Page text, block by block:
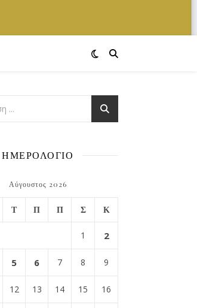
ΗΜΕΡΟΛΟΓΙΟ
Αύγουστος 2026
Τ Π Π Σ Κ
1 2
5 6 7 8 9
12 13 14 15 16